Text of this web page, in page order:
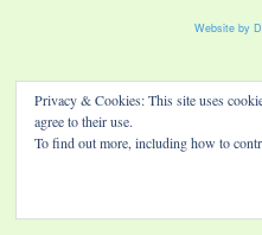
Website by
Privacy & Cookies: This site uses
agree to their use.
To find out more, including how to